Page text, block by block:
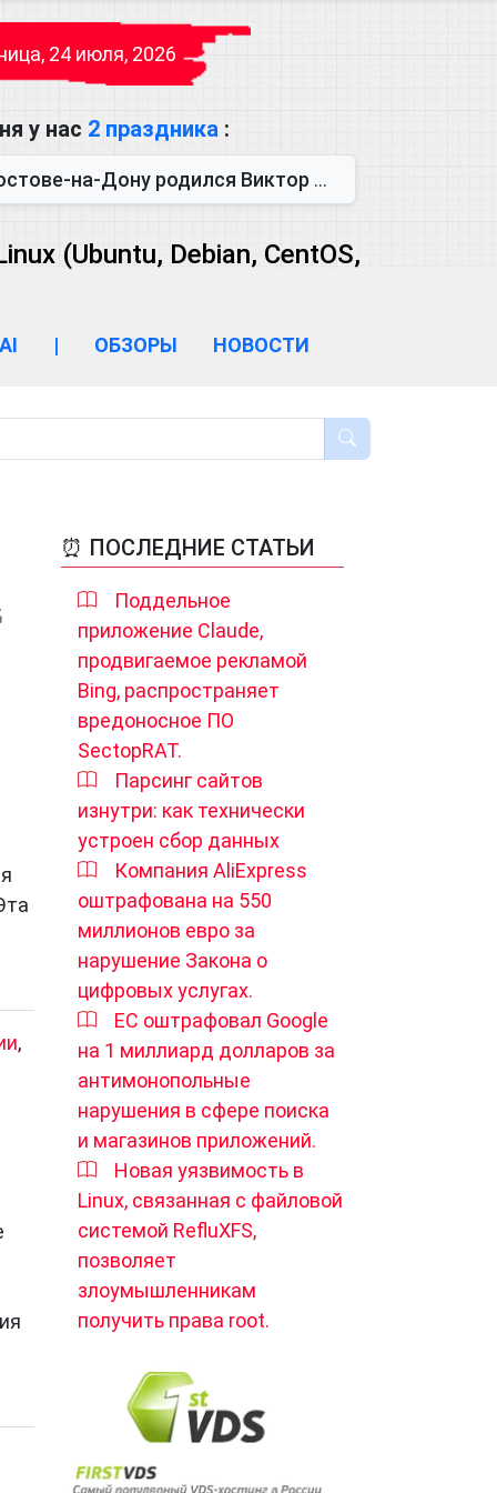
24 июля, 2026
у нас 2 праздника :
Виктор Михайлович Глушков. Под руководством Виктора Михайло...
(Ubuntu, Debian, CentOS,
AI | ОБЗОРЫ НОВОСТИ
,
⏰ ПОСЛЕДНИЕ СТАТЬИ
Поддельное
приложение Claude,
продвигаемое рекламой
Bing, распространяет
вредоносное ПО
SectopRAT.
Парсинг сайтов
изнутри: как технически
устроен сбор данных
Компания AliExpress
оштрафована на 550
миллионов евро за
нарушение Закона о
цифровых услугах.
ЕС оштрафовал Google
на 1 миллиард долларов за
антимонопольные
нарушения в сфере поиска
и магазинов приложений.
Новая уязвимость в
Linux, связанная с файловой
системой RefluXFS,
позволяет
злоумышленникам
получить права root.